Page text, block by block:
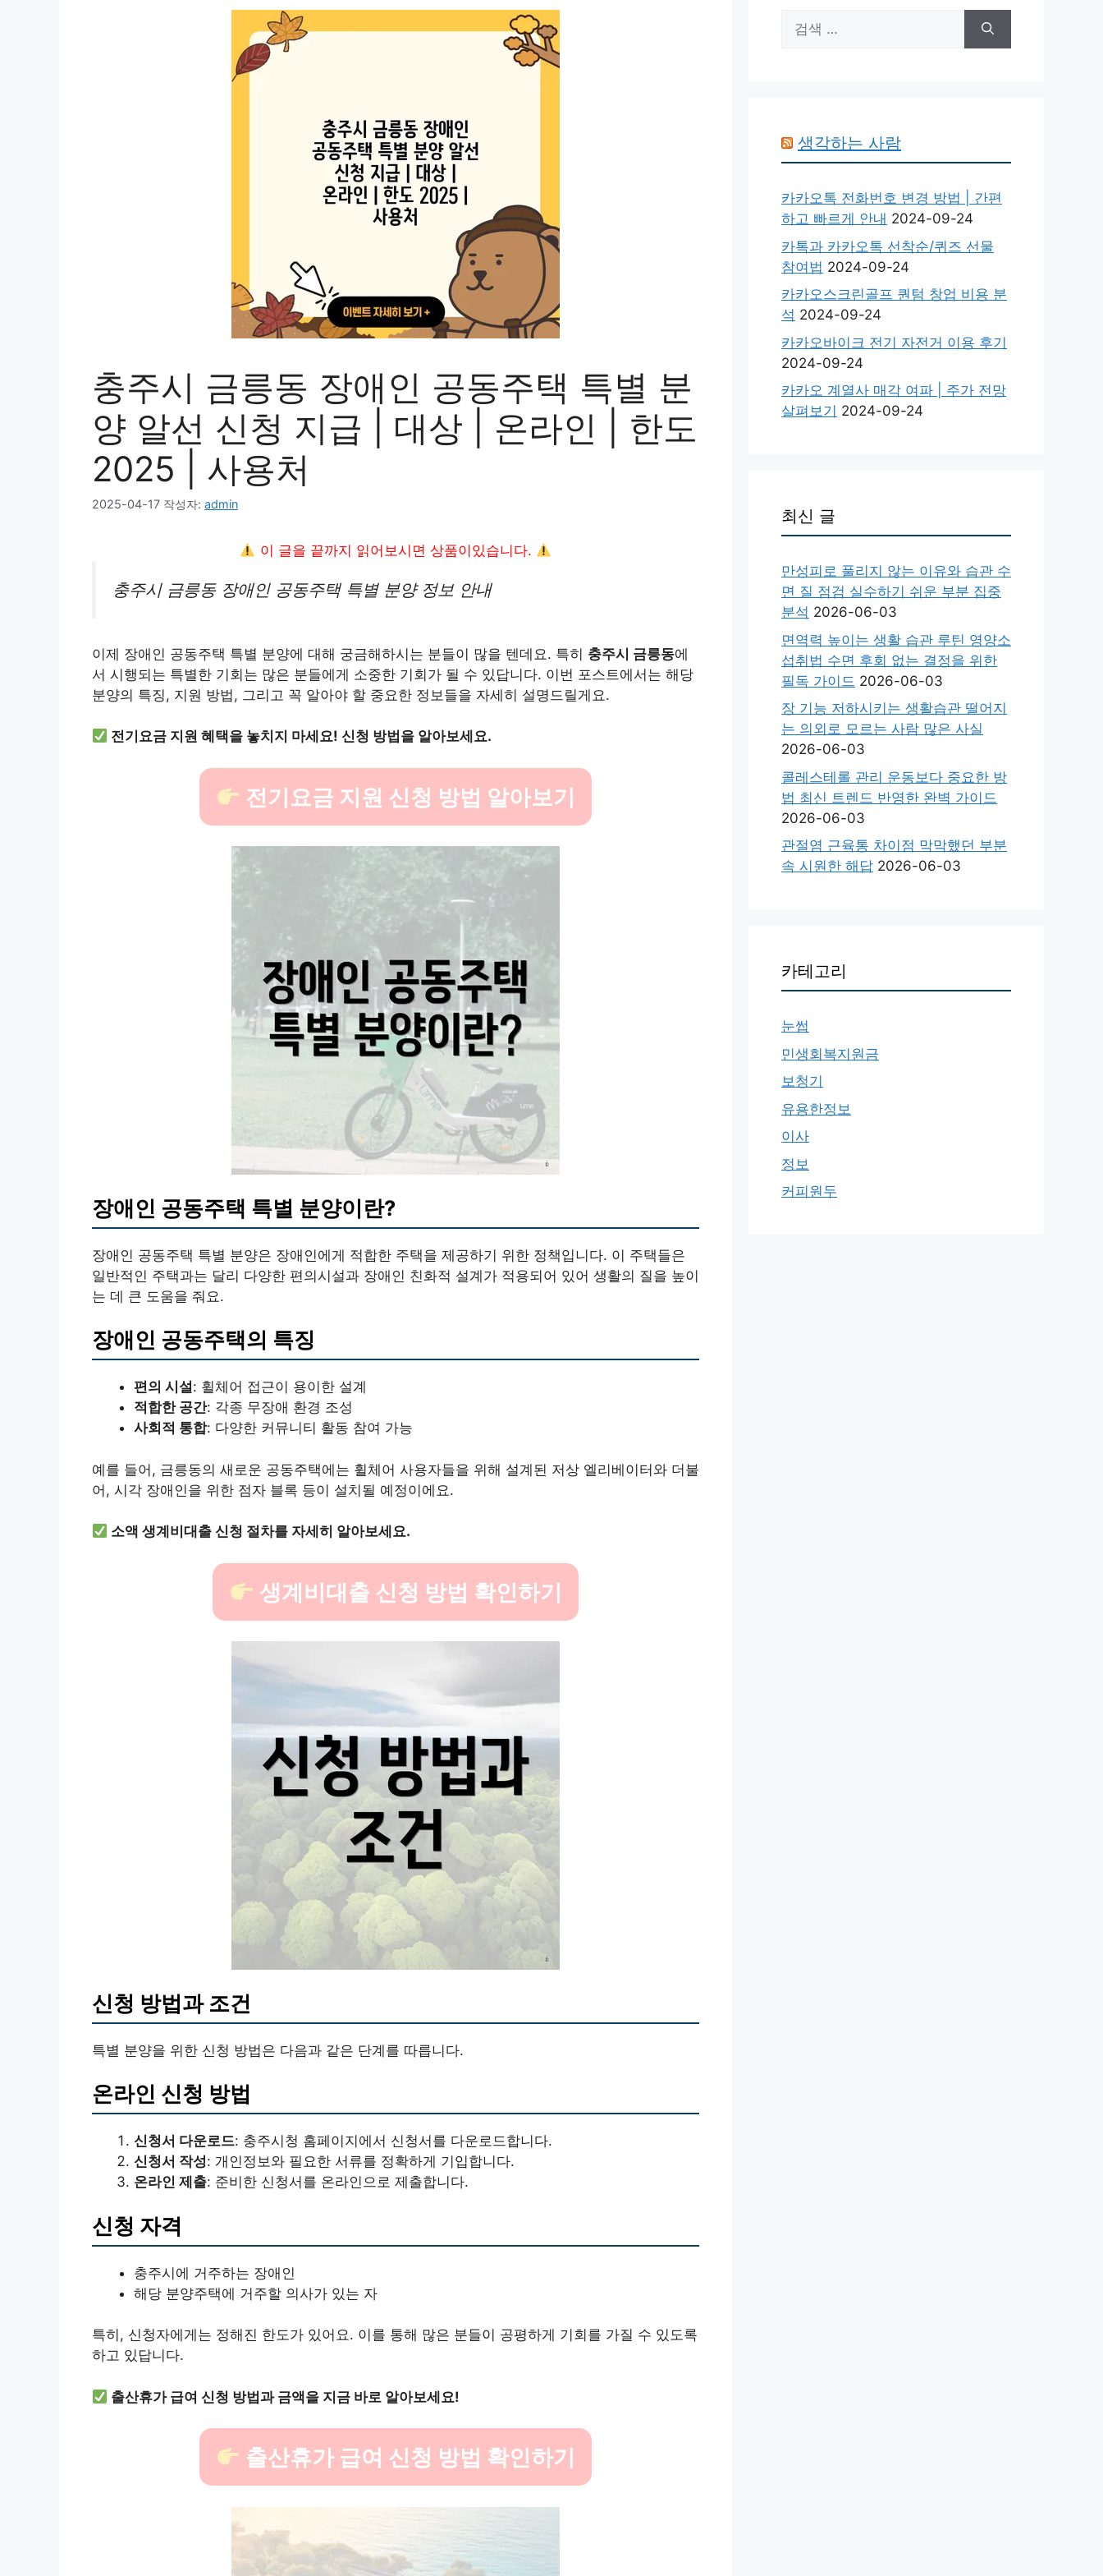
충주시 금릉동 장애인 공동주택 특별 분
양 알선 신청 지급 | 대상 | 온라인 | 한도
2025 | 사용처
2025-04-17 작성자: admin
이 글을 끝까지 읽어보시면 상품이있습니다.
충주시 금릉동 장애인 공동주택 특별 분양 정보 안내
이제 장애인 공동주택 특별 분양에 대해 궁금해하시는 분들이 많을 텐데요. 특히 충주시 금릉동에
서 시행되는 특별한 기회는 많은 분들에게 소중한 기회가 될 수 있답니다. 이번 포스트에서는 해당
분양의 특징, 지원 방법, 그리고 꼭 알아야 할 중요한 정보들을 자세히 설명드릴게요.
전기요금 지원 혜택을 놓치지 마세요! 신청 방법을 알아보세요.
전기요금 지원 신청 방법 알아보기
장애인 공동주택 특별 분양이란?
장애인 공동주택 특별 분양은 장애인에게 적합한 주택을 제공하기 위한 정책입니다. 이 주택들은
일반적인 주택과는 달리 다양한 편의시설과 장애인 친화적 설계가 적용되어 있어 생활의 질을 높이
는 데 큰 도움을 줘요.
장애인 공동주택의 특징
편의 시설: 휠체어 접근이 용이한 설계
적합한 공간: 각종 무장애 환경 조성
사회적 통합: 다양한 커뮤니티 활동 참여 가능
예를 들어, 금릉동의 새로운 공동주택에는 휠체어 사용자들을 위해 설계된 저상 엘리베이터와 더불
어, 시각 장애인을 위한 점자 블록 등이 설치될 예정이에요.
소액 생계비대출 신청 절차를 자세히 알아보세요.
생계비대출 신청 방법 확인하기
신청 방법과 조건
특별 분양을 위한 신청 방법은 다음과 같은 단계를 따릅니다.
온라인 신청 방법
신청서 다운로드: 충주시청 홈페이지에서 신청서를 다운로드합니다.
신청서 작성: 개인정보와 필요한 서류를 정확하게 기입합니다.
온라인 제출: 준비한 신청서를 온라인으로 제출합니다.
신청 자격
충주시에 거주하는 장애인
해당 분양주택에 거주할 의사가 있는 자
특히, 신청자에게는 정해진 한도가 있어요. 이를 통해 많은 분들이 공평하게 기회를 가질 수 있도록
하고 있답니다.
출산휴가 급여 신청 방법과 금액을 지금 바로 알아보세요!
출산휴가 급여 신청 방법 확인하기
색:
생각하는 사람
카카오톡 전화번호 변경 방법 | 간편
하고 빠르게 안내 2024-09-24
카톡과 카카오톡 선착순/퀴즈 선물
참여법 2024-09-24
카카오스크린골프 퀀텀 창업 비용 분
석 2024-09-24
카카오바이크 전기 자전거 이용 후기
2024-09-24
카카오 계열사 매각 여파 | 주가 전망
살펴보기 2024-09-24
최신 글
만성피로 풀리지 않는 이유와 습관 수
면 질 점검 실수하기 쉬운 부분 집중
분석 2026-06-03
면역력 높이는 생활 습관 루틴 영양소
섭취법 수면 후회 없는 결정을 위한
필독 가이드 2026-06-03
장 기능 저하시키는 생활습관 떨어지
는 의외로 모르는 사람 많은 사실
2026-06-03
콜레스테롤 관리 운동보다 중요한 방
법 최신 트렌드 반영한 완벽 가이드
2026-06-03
관절염 근육통 차이점 막막했던 부분
속 시원한 해답 2026-06-03
카테고리
눈썹
민생회복지원금
보청기
유용한정보
이사
정보
커피원두